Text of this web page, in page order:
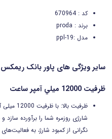
کد : 670964
برند : proda
مدل :ppl-19
ظرفيت 12000 ميلي آمپر ساعت
ظرفیت
شارژی روزمره شما را برآورده
نگرانی از کمبود شارژ، به